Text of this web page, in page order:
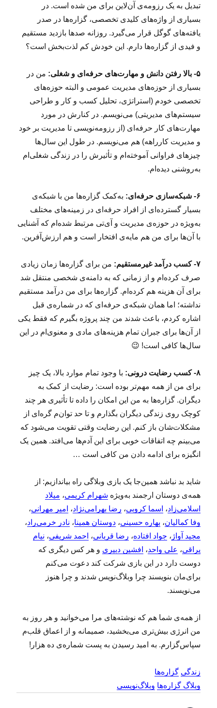
تبدیل به یک رزومه‌ی آن‌لاین برای من شده است. در
بسیاری از واژه‌های کلیدی تخصصی، گزاره‌ها در صدر
یافته‌های گوگل قرار می‌گیرد. روزانه صدها بازدید مستقیم
و فیدی از گزاره‌ها دارم. این خودش کم لذت‌بخش است؟
۵- بالا رفتن دانش و مهارت‌های حرفه‌ای و شغلی:
من در
بسیاری از حوزه‌های مدیریت عمومی و البته حوزه‌های
تخصصی خودم (استراتژی، تحلیل کسب و کار و طراحی
سیستم‌های مدیریتی) می‌نویسم. در کنارش در مورد
مهارت‌های کار حرفه‌ای (از رزومه‌نویسی تا مدیریت بر خود
و مدیریت کارراهه) هم می‌نویسم. در طول این سال‌ها
چیزهای فراوانی آموخته‌ام و تأثیرش را در زندگی شغلی‌ام
به‌روشنی دیده‌ام.
۶- شبکه‌سازی حرفه‌ای:
به‌کمک گزاره‌ها من با شبکه‌ی
بسیار گسترده‌ای از افراد حرفه‌ای در زمینه‌های مختلف
به‌ویژه در حوزه‌ی مدیریت و آی‌تی مرتبط شده‌ام که آشنایی
با آن‌ها برای من هم مایه‌ی افتخار است و هم ارزش‌آفرین.
۷- کسب درآمد غیرمستقیم:
من برای گزاره‌ها زمان زیادی
صرف کرده‌ام و از زمانی که به دامنه‌ی شخصی منتقل شد
برای آن هزینه هم کرده‌ام. گزاره‌ها برای من درآمد مستقیم
نداشته؛ اما همان شبکه‌ی حرفه‌ای که در شماره‌ی قبل
اشاره کردم، باعث شدند من چند پروژه بگیرم که فقط یکی
از آن‌ها برای جبران تمام هزینه‌های مادی و معنوی‌ام در این
سال‌ها کافی است! 😉
۸- کسب رضایت درونی:
با وجود تمام موارد بالا، یک چیز
برای من از همه مهم‌تر بوده است: رضایت از کمک به
دیگران. گزاره‌ها به من این امکان را داده تا تأثیری هر چند
کوچک روی زندگی دیگران بگذارم و تا حد توان‌م گره‌ای از
مشکلات‌شان باز کنم. این رضایت وقتی تقویت می‌شود که
می‌بینم چه اتفاقات خوبی برای این آدم‌ها می‌افتد. همین یک
انگیزه برای ادامه دادن من کافی است …
شاید بد نباشد همین‌جا یک بازی وبلاگی راه بیاندازیم: از
همه‌ی دوستان ارجمند به‌ویژه شهرام کریمی، میلاد
اسلامی‌زاد، اسما کروبی، رضا بهرامی‌نژاد، امیر مهرانی،
وفا کمالیان، بهاره حسینی،دوستان همینا، نادر خرمی‌راد،
مجید آواژ ، جواد افتاده، رضا قربانی، احمد شریفی، نیام
یراقی، علی واحد، افشین دبیری و هر کس دیگری که
دوست دارد در این بازی شرکت کند دعوت می‌کنم
برای‌مان بنویسند چرا وبلاگ‌نویس شدند و چرا هنوز
می‌نویسند.
از همه‌ی شما هم که نوشته‌های مرا می‌خوانید و هر روز به
من انرژی بیش‌تری می‌بخشید، صمیمانه و از اعماق قلب‌م
سپاس‌گزارم. به امید رسیدن به پست شماره‌ی ده‌ هزار!
زندگی گزاره‌ها
وبلاگ گزاره‌ها وبلاگ‌نویسی